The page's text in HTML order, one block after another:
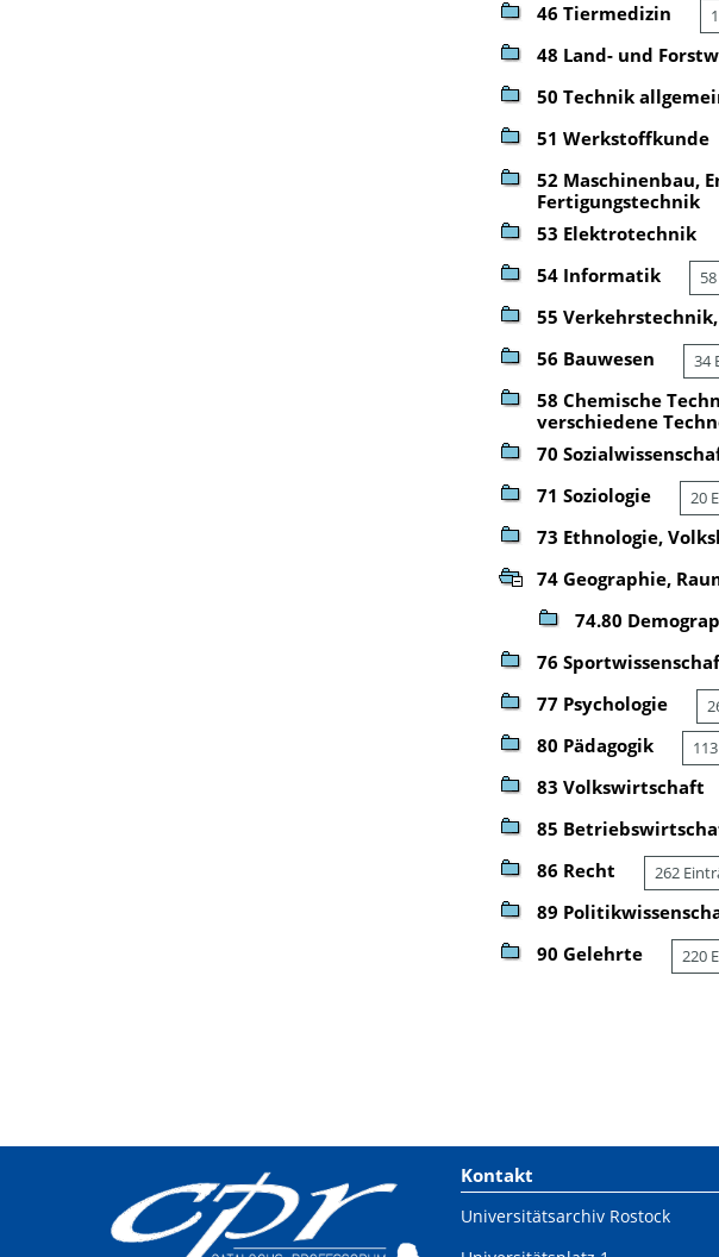
46 Tiermedizin
48 Land- und
50 Technik
51 Werkstoffkunde
52 Maschinenbau,
Fertigungstechnik
53 Elektrotechnik
54 Informatik
55
56 Bauwesen 34
58 Chemische
verschiedene
70
71 Soziologie 20
73 Ethnologie,
74 Geographie,
74.80
76
77 Psychologie
80 Pädagogik
83 Volkswirtschaft
85
86 Recht 262
89
90 Gelehrte 220
Kontakt
Universitätsarchiv Rostock